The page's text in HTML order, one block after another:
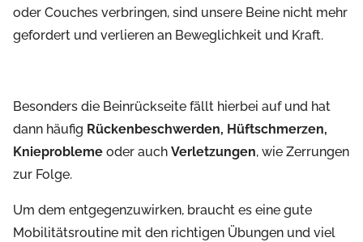
oder Couches verbringen, sind unsere Beine nicht mehr
gefordert und verlieren an Beweglichkeit und Kraft.
Besonders die Beinrückseite fällt hierbei auf und hat
dann häufig Rückenbeschwerden, Hüftschmerzen,
Knieprobleme oder auch Verletzungen, wie Zerrungen
zur Folge.
Um dem entgegenzuwirken, braucht es eine gute
Mobilitätsroutine mit den richtigen Übungen und viel